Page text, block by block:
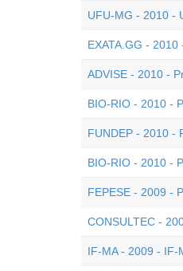
UFU-MG - 2010 -
EXATA.GG -
ADVISE - 2010 -
BIO-RIO - 2010 -
FUNDEP - 2010 -
BIO-RIO - 2010 -
FEPESE - 2009 -
CONSULTEC -
IF-MA - 2009 - IF-